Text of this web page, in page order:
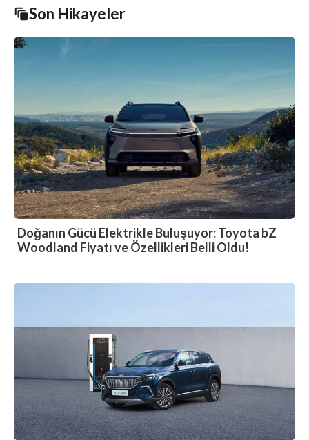
Son Hikayeler
Doğanın Gücü Elektrikle Buluşuyor: Toyota bZ
Woodland Fiyatı ve Özellikleri Belli Oldu!